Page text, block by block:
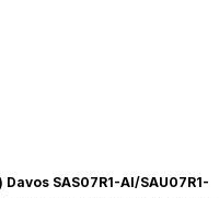
SAS07R1-AI/SAU07R1-